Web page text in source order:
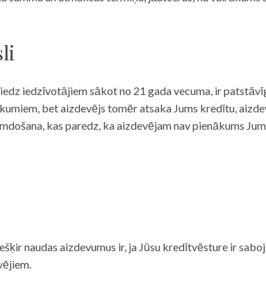
iedzīvotājiem sākot no 21 gada vecuma, ir
bet aizdevējs tomēr atsaka Jums kredītu,
kas paredz, ka aizdevējam nav pienākums
naudas aizdevumus ir, ja Jūsu kredītvēsture ir